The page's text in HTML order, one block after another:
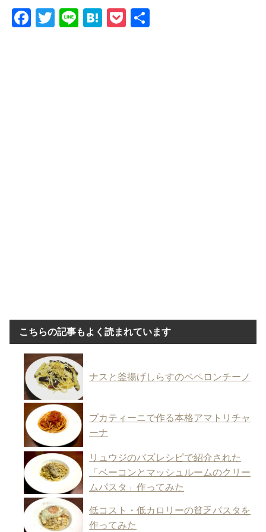
F
T
Li H
P
こちらの記事もよく読まれています
ナスと釜揚げしらすのペペロンチーノ
ブカティーニで作る本格アマトリチャ
ーナ
リュウジのバズレシピで紹介された
「ベーコンとマッシュルームのクリー
ムパスタ」作ってみた
低コスト・低カロリーの貧乏パスタを
作ってみた